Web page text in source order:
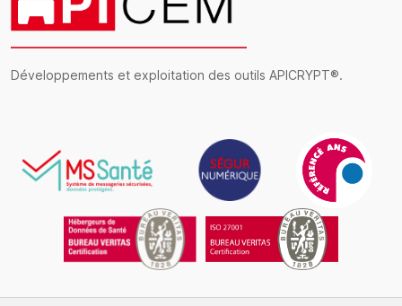
Développements et exploitation des outils APICRYPT®.